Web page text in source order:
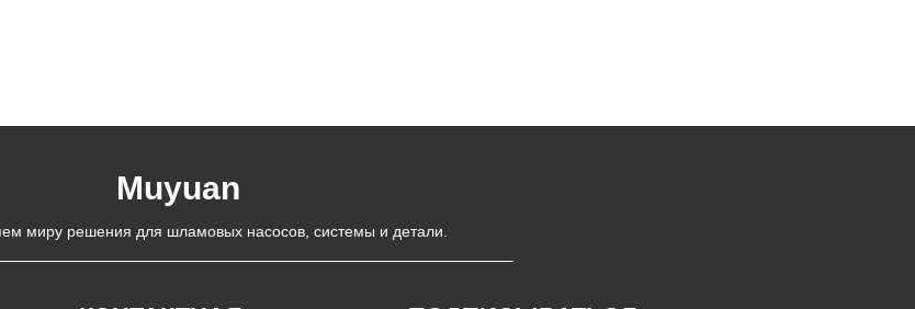
Muyuan
миру решения для шламовых насосов, системы и детали.